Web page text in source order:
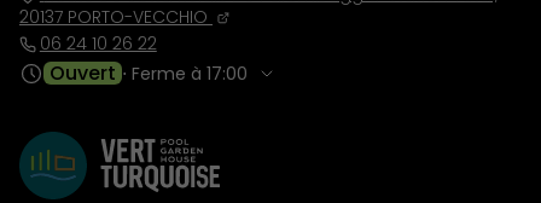
20137 PORTO-VECCHIO
06 24 10 26 22
Ouvert ⋅ Ferme à 17:00